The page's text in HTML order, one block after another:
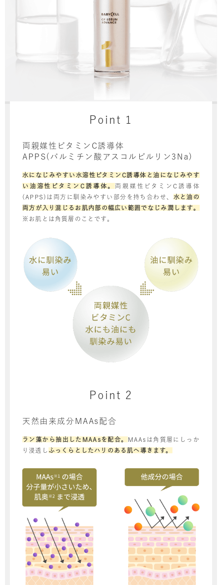
Point 1
両親媒性ビタミンC誘導体
APPS(パルミチン酸アスコルビルリン3Na)
水になじみやすい水溶性ビタミンC誘導体と油になじみやす
い油溶性ビタミンC誘導体。両親媒性ビタミンC誘導体
(APPS)は両方に馴染みやすい部分を持ち合わせ、
水と油の
両方が入り混じるお肌内部の幅広い範囲でなじみ潤します。
※お肌とは角質層のことです。
Point 2
天然由来成分MAAs配合
ラン藻から抽出したMAAsを配合。
MAAsは角質層にしっか
り浸透し ふっくらとしたハリのある肌へ導きます。